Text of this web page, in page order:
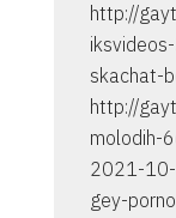
http://
skachat-
http://
molodih-
2021-
gey-